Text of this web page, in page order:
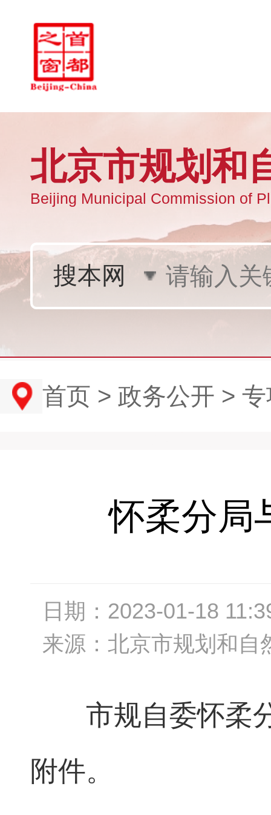
首页 > 政务公开 >
怀柔分局
日期： 2023-01-18
来源： 北京市规划和自
市规自委怀柔
附件。